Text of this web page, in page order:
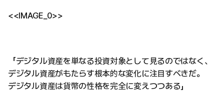
<<IMAGE_0>>
「デジタル資産を単なる投資対象として見るのではなく、
デジタル資産がもたらす根本的な変化に注目すべきだ。
デジタル資産は貨幣の性格を完全に変えつつある」